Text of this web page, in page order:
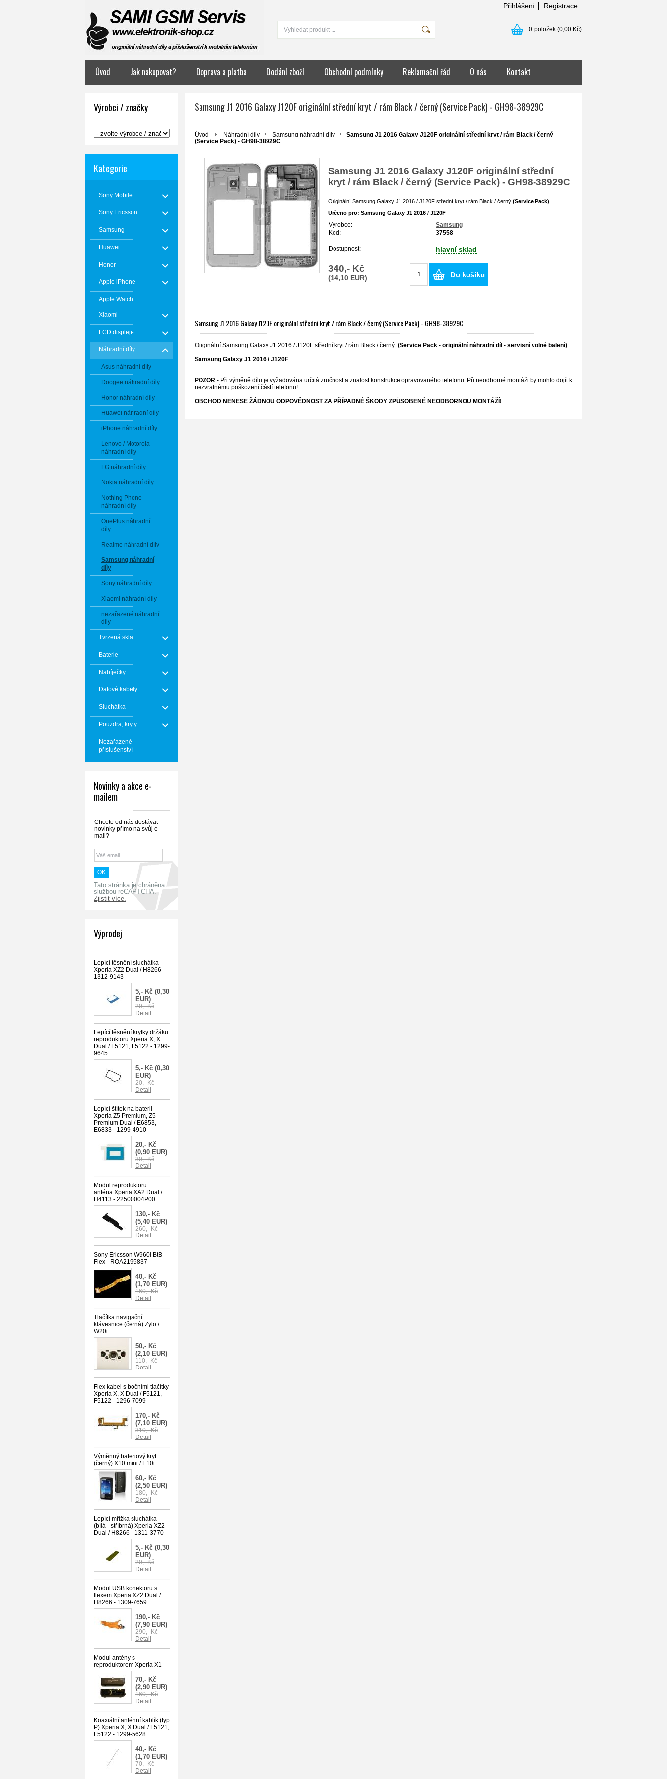
Přihlášení Registrace
0 položek (0,00 Kč)
Úvod Jak nakupovat? Doprava a platba Dodání zboží Obchodní podmínky Reklamační řád O nás Kontakt
Výrobci / značky
Kategorie
Sony Mobile
Sony Ericsson
Samsung
Huawei
Honor
Apple iPhone
Apple Watch
Xiaomi
LCD displeje
Náhradní díly
Asus náhradní díly
Doogee náhradní díly
Honor náhradní díly
Huawei náhradní díly
iPhone náhradní díly
Lenovo / Motorola
náhradní díly
LG náhradní díly
Nokia náhradní díly
Nothing Phone
náhradní díly
OnePlus náhradní
díly
Realme náhradní díly
Samsung náhradní
díly
Sony náhradní díly
Xiaomi náhradní díly
nezařazené náhradní
díly
Tvrzená skla
Baterie
Nabíječky
Datové kabely
Sluchátka
Pouzdra, kryty
Nezařazené
příslušenství
Novinky a akce e-
mailem
Chcete od nás dostávat
novinky přímo na svůj e-
mail?
Tato stránka je chráněna
službou reCAPTCHA.
Zjistit více.
Výprodej
Lepící těsnění sluchátka
Xperia XZ2 Dual / H8266 -
1312-9143
5,- Kč (0,30
EUR)
20,- Kč
Detail
Lepící těsnění krytky držáku
reproduktoru Xperia X, X
Dual / F5121, F5122 - 1299-
9645
5,- Kč (0,30
EUR)
20,- Kč
Detail
Lepící štítek na baterii
Xperia Z5 Premium, Z5
Premium Dual / E6853,
E6833 - 1299-4910
20,- Kč
(0,90 EUR)
30,- Kč
Detail
Modul reproduktoru +
anténa Xperia XA2 Dual /
H4113 - 22500004P00
130,- Kč
(5,40 EUR)
260,- Kč
Detail
Sony Ericsson W960i BtB
Flex - ROA2195837
40,- Kč
(1,70 EUR)
160,- Kč
Detail
Tlačítka navigační
klávesnice (černá) Zylo /
W20i
50,- Kč
(2,10 EUR)
110,- Kč
Detail
Flex kabel s bočními tlačítky
Xperia X, X Dual / F5121,
F5122 - 1296-7099
170,- Kč
(7,10 EUR)
310,- Kč
Detail
Výměnný bateriový kryt
(černý) X10 mini / E10i
60,- Kč
(2,50 EUR)
180,- Kč
Detail
Lepící mřížka sluchátka
(bílá - stříbrná) Xperia XZ2
Dual / H8266 - 1311-3770
5,- Kč (0,30
EUR)
20,- Kč
Detail
Modul USB konektoru s
flexem Xperia XZ2 Dual /
H8266 - 1309-7659
190,- Kč
(7,90 EUR)
290,- Kč
Detail
Modul antény s
reproduktorem Xperia X1
70,- Kč
(2,90 EUR)
160,- Kč
Detail
Koaxiální anténní kablík (typ
P) Xperia X, X Dual / F5121,
F5122 - 1299-5628
40,- Kč
(1,70 EUR)
70,- Kč
Detail
Samsung J1 2016 Galaxy J120F originální střední kryt / rám Black / černý (Service Pack) - GH98-38929C
Úvod Náhradní díly Samsung náhradní díly
Samsung J1 2016 Galaxy J120F originální střední kryt / rám Black / černý
(Service Pack) - GH98-38929C
Samsung J1 2016 Galaxy J120F originální střední
kryt / rám Black / černý (Service Pack) - GH98-38929C
Originální Samsung Galaxy J1 2016 / J120F střední kryt / rám Black / černý (Service Pack)
Určeno pro: Samsung Galaxy J1 2016 / J120F
Výrobce:
Samsung
Kód:
37558
Dostupnost: hlavní sklad
340,- Kč
(14,10 EUR) Do košíku
Samsung J1 2016 Galaxy J120F originální střední kryt / rám Black / černý (Service Pack) - GH98-38929C
Originální Samsung Galaxy J1 2016 / J120F střední kryt / rám Black / černý (Service Pack - originální náhradní díl - servisní volné balení)
Samsung Galaxy J1 2016 / J120F
POZOR - Při výměně dílu je vyžadována určitá zručnost a znalost konstrukce opravovaného telefonu. Při neodborné montáži by mohlo dojít k
nezvratnému poškození částí telefonu!
OBCHOD NENESE ŽÁDNOU ODPOVĚDNOST ZA PŘÍPADNÉ ŠKODY ZPŮSOBENÉ NEODBORNOU MONTÁŽÍ!